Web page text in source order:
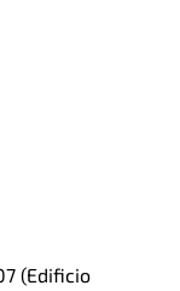
(Edificio